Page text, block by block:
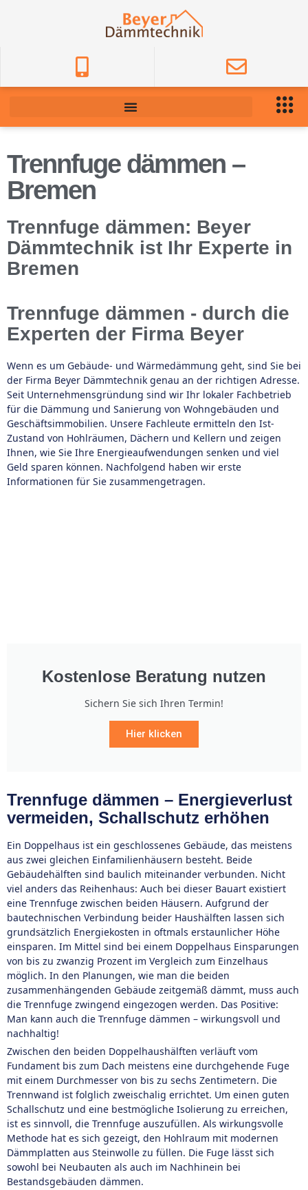
Trennfuge dämmen –
Bremen
Trennfuge dämmen: Beyer
Dämmtechnik ist Ihr Experte in
Bremen
Trennfuge dämmen - durch die
Experten der Firma Beyer
Wenn es um Gebäude- und Wärmedämmung geht, sind Sie bei
der Firma Beyer Dämmtechnik genau an der richtigen Adresse.
Seit Unternehmensgründung sind wir Ihr lokaler Fachbetrieb
für die Dämmung und Sanierung von Wohngebäuden und
Geschäftsimmobilien. Unsere Fachleute ermitteln den Ist-
Zustand von Hohlräumen, Dächern und Kellern und zeigen
Ihnen, wie Sie Ihre Energieaufwendungen senken und viel
Geld sparen können. Nachfolgend haben wir erste
Informationen für Sie zusammengetragen.
Kostenlose Beratung nutzen
Sichern Sie sich Ihren Termin!
Hier klicken
Trennfuge dämmen – Energieverlust
vermeiden, Schallschutz erhöhen
Ein Doppelhaus ist ein geschlossenes Gebäude, das meistens
aus zwei gleichen Einfamilienhäusern besteht. Beide
Gebäudehälften sind baulich miteinander verbunden. Nicht
viel anders das Reihenhaus: Auch bei dieser Bauart existiert
eine Trennfuge zwischen beiden Häusern. Aufgrund der
bautechnischen Verbindung beider Haushälften lassen sich
grundsätzlich Energiekosten in oftmals erstaunlicher Höhe
einsparen. Im Mittel sind bei einem Doppelhaus Einsparungen
von bis zu zwanzig Prozent im Vergleich zum Einzelhaus
möglich. In den Planungen, wie man die beiden
zusammenhängenden Gebäude zeitgemäß dämmt, muss auch
die Trennfuge zwingend eingezogen werden. Das Positive:
Man kann auch die Trennfuge dämmen – wirkungsvoll und
nachhaltig!
Zwischen den beiden Doppelhaushälften verläuft vom
Fundament bis zum Dach meistens eine durchgehende Fuge
mit einem Durchmesser von bis zu sechs Zentimetern. Die
Trennwand ist folglich zweischalig errichtet. Um einen guten
Schallschutz und eine bestmögliche Isolierung zu erreichen,
ist es sinnvoll, die Trennfuge auszufüllen. Als wirkungsvolle
Methode hat es sich gezeigt, den Hohlraum mit modernen
Dämmplatten aus Steinwolle zu füllen. Die Fuge lässt sich
sowohl bei Neubauten als auch im Nachhinein bei
Bestandsgebäuden dämmen.